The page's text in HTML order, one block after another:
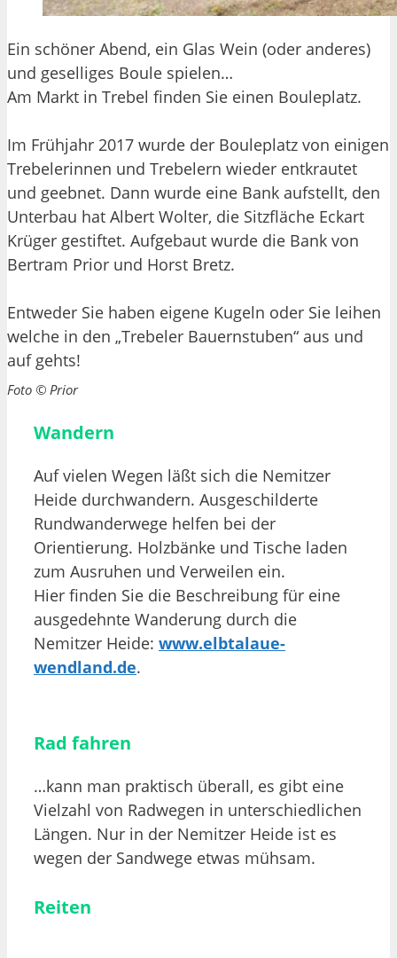
Ein schöner Abend, ein Glas Wein (oder anderes)
und geselliges Boule spielen…
Am Markt in Trebel finden Sie einen Bouleplatz.
Im Frühjahr 2017 wurde der Bouleplatz von einigen
Trebelerinnen und Trebelern wieder entkrautet
und geebnet. Dann wurde eine Bank aufstellt, den
Unterbau hat Albert Wolter, die Sitzfläche Eckart
Krüger gestiftet. Aufgebaut wurde die Bank von
Bertram Prior und Horst Bretz.
Entweder Sie haben eigene Kugeln oder Sie leihen
welche in den „Trebeler Bauernstuben“ aus und
auf gehts!
Foto © Prior
Wandern
Auf vielen Wegen läßt sich die Nemitzer
Heide durchwandern. Ausgeschilderte
Rundwanderwege helfen bei der
Orientierung. Holzbänke und Tische laden
zum Ausruhen und Verweilen ein.
Hier finden Sie die Beschreibung für eine
ausgedehnte Wanderung durch die
Nemitzer Heide: www.elbtalaue-
wendland.de.
Rad fahren
…kann man praktisch überall, es gibt eine
Vielzahl von Radwegen in unterschiedlichen
Längen. Nur in der Nemitzer Heide ist es
wegen der Sandwege etwas mühsam.
Reiten